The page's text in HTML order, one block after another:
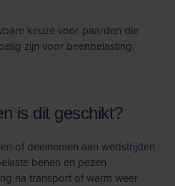
keuze voor paarden die
zijn voor beenbelasting.
is dit geschikt?
of deelnemen aan wedstrijden
benen en pezen
na transport of warm weer